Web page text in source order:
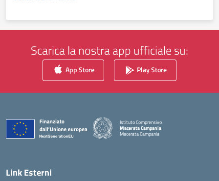
Scarica la nostra app ufficiale su:
App Store Play Store
Istituto Comprensivo
Macerata Campania
Macerata Campania
— Visita la pagina iniziale della scuola
Link Esterni